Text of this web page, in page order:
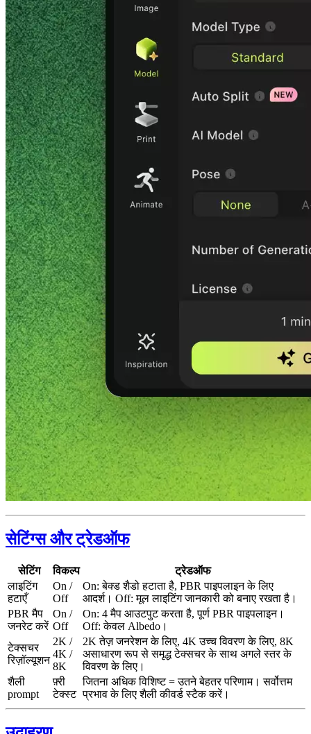
सेटिंग्स और ट्रेडऑफ
सेटिंग विकल्प
ट्रेडऑफ
लाइटिंग
हटाएँ
On /
Off
On: बेक्ड शैडो हटाता है, PBR पाइपलाइन के लिए
आदर्श। Off: मूल लाइटिंग जानकारी को बनाए रखता है।
PBR मैप
जनरेट करें
On /
Off
On: 4 मैप आउटपुट करता है, पूर्ण PBR पाइपलाइन।
Off: केवल Albedo।
टेक्सचर
रिज़ॉल्यूशन
2K /
4K /
8K
2K तेज़ जनरेशन के लिए, 4K उच्च विवरण के लिए, 8K
असाधारण रूप से समृद्ध टेक्सचर के साथ अगले स्तर के
विवरण के लिए।
शैली
prompt
फ़्री
टेक्स्ट
जितना अधिक विशिष्ट = उतने बेहतर परिणाम। सर्वोत्तम
प्रभाव के लिए शैली कीवर्ड स्टैक करें।